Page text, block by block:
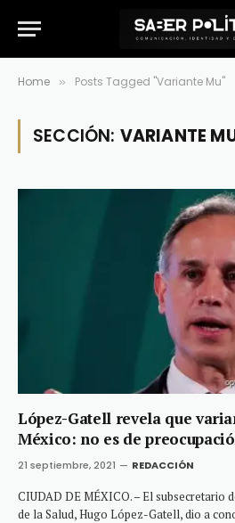
Home » Posts Tagged "Variante Mu"
SECCIÓN: VARIANTE
López-Gatell revela que
México: no es de
21 septiembre, 2021 REDACCIÓN
CIUDAD DE MÉXICO. – El subsecretario
de la Salud, Hugo López-Gatell, dio a